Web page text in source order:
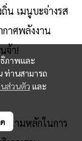
น เมนูบะจ่างรส
กาศพลังงาน
จ้า!
นามหลักในการ
ภาพและ
ท่านสามารถ
ส่วนตัว และ